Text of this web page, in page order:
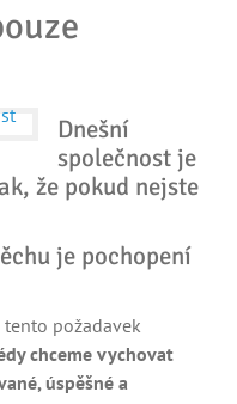
Dnešní
společnost je
že pokud nejste
je pochopení
požadavek
chceme vychovat
úspěšné a